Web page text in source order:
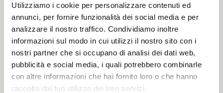
Utilizziamo i cookie per personalizzare contenuti ed
annunci, per fornire funzionalità dei social media e per
analizzare il nostro traffico. Condividiamo inoltre
informazioni sul modo in cui utilizzi il nostro sito con i
nostri partner che si occupano di analisi dei dati web,
pubblicità e social media, i quali potrebbero combinarle
con altre informazioni che hai fornito loro o che hanno
raccolto dal tuo utilizzo dei loro servizi.
Email:info@ecofilterservice.it